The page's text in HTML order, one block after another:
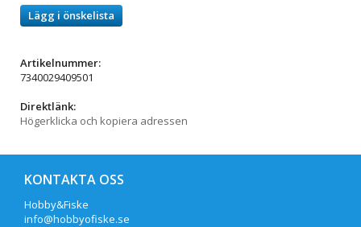
Lägg i önskelista
Artikelnummer:
7340029409501
Direktlänk:
Högerklicka och kopiera adressen
KONTAKTA OSS
Hobby&Fiske
info@hobbyofiske.se